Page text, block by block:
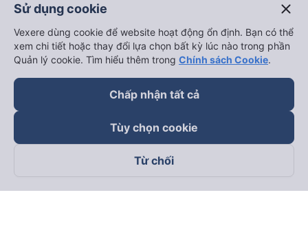
Theo dõi chúng tôi trên
Sử dụng cookie close
Vexere dùng cookie để website hoạt động ổn định. Bạn có thể
xem chi tiết hoặc thay đổi lựa chọn bất kỳ lúc nào trong phần
Quản lý cookie. Tìm hiểu thêm trong Chính sách Cookie.
Chấp nhận tất cả
Tùy chọn cookie
Từ chối